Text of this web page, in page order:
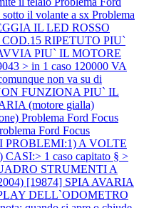
il volante a sx Problema
IL LED ROSSO
RIPETUTO PIU`
PIU` IL MOTORE
> in 1 caso 120000 VA
non va su di
FUNZIONA PIU` IL
(motore gialla)
Problema Ford Focus
Ford Focus
PROBLEMI:1) A VOLTE
CASI:> 1 caso capitato § >
STRUMENTI A
[19874] SPIA AVARIA
DELL`ODOMETRO